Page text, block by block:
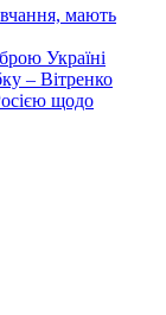
мають
Україні
– Вітренко
щодо